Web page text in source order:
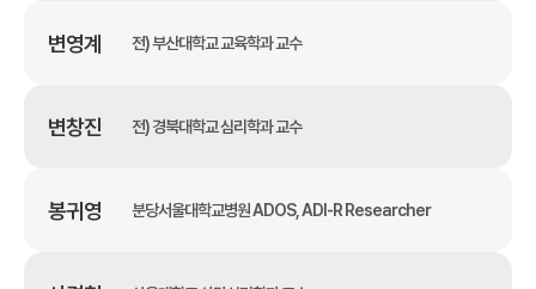
변영계 전) 부산대학교 교육학과 교수
변창진 전) 경북대학교 심리학과 교수
봉귀영 분당서울대학교병원 ADOS, ADI-R Researcher